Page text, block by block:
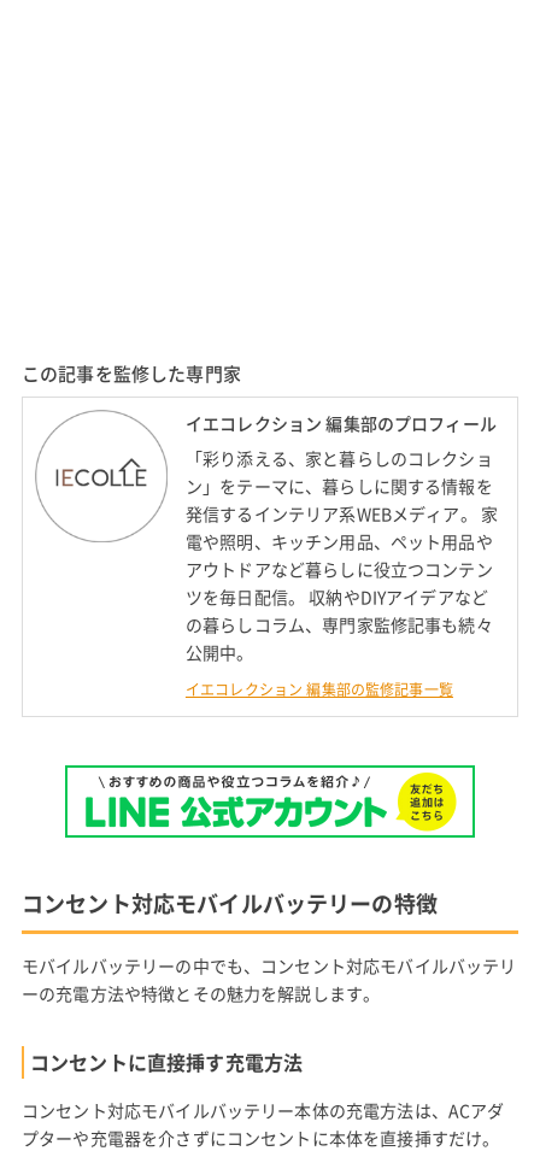
この記事を監修した専門家
イエコレクション 編集部のプロフィール
「彩り添える、家と暮らしのコレクショ
ン」をテーマに、暮らしに関する情報を
発信するインテリア系WEBメディア。 家
電や照明、キッチン用品、ペット用品や
アウトドアなど暮らしに役立つコンテン
ツを毎日配信。 収納やDIYアイデアなど
の暮らしコラム、専門家監修記事も続々
公開中。
イエコレクション 編集部の監修記事一覧
コンセント対応モバイルバッテリーの特徴
モバイルバッテリーの中でも、コンセント対応モバイルバッテリ
ーの充電方法や特徴とその魅力を解説します。
コンセントに直接挿す充電方法
コンセント対応モバイルバッテリー本体の充電方法は、ACアダ
プターや充電器を介さずにコンセントに本体を直接挿すだけ。